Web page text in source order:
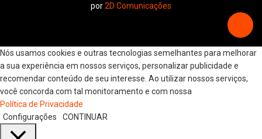
por2D Comunicações
Nós usamos cookies e outras tecnologias semelhantes para melhorar
a sua experiência em nossos serviços, personalizar publicidade e
recomendar conteúdo de seu interesse. Ao utilizar nossos serviços,
você concorda com tal monitoramento e com nossa
Política de Privacidade
Configurações
CONTINUAR